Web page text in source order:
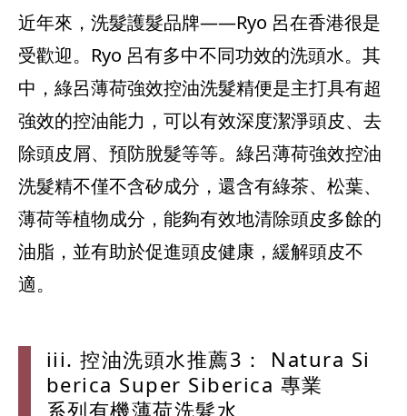
近年來，洗髮護髮品牌——Ryo 呂在香港很是
受歡迎。Ryo 呂有多中不同功效的洗頭水。其
中，綠呂薄荷強效控油洗髮精便是主打具有超
強效的控油能力，可以有效深度潔淨頭皮、去
除頭皮屑、預防脫髮等等。綠呂薄荷強效控油
洗髮精不僅不含矽成分，還含有綠茶、松葉、
薄荷等植物成分，能夠有效地清除頭皮多餘的
油脂，並有助於促進頭皮健康，緩解頭皮不
適。
iii. 控油洗頭水推薦3： Natura Si
berica Super Siberica 專業
系列有機薄荷洗髮水